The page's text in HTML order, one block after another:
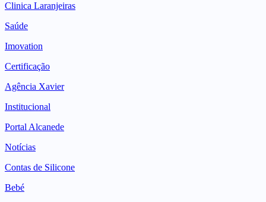
Clinica Laranjeiras
Saúde
Imovation
Certificação
Agência Xavier
Institucional
Portal Alcanede
Notícias
Contas de Silicone
Bebé